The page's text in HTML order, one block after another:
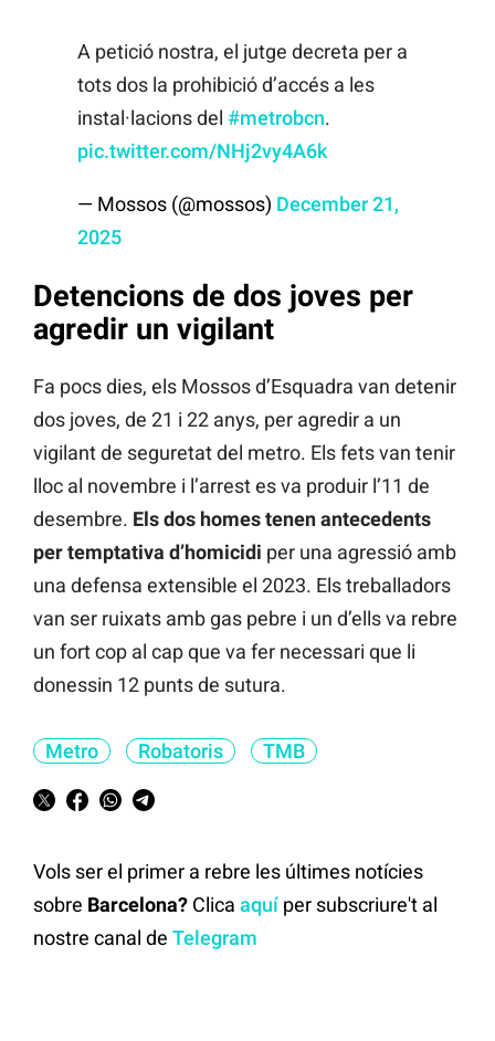
A petició nostra, el jutge decreta per a
tots dos la prohibició d’accés a les
instal·lacions del #metrobcn.
pic.twitter.com/NHj2vy4A6k
— Mossos (@mossos) December 21,
2025
Detencions de dos joves per
agredir un vigilant
Fa pocs dies, els Mossos d’Esquadra van detenir
dos joves, de 21 i 22 anys, per agredir a un
vigilant de seguretat del metro. Els fets van tenir
lloc al novembre i l’arrest es va produir l’11 de
desembre. Els dos homes tenen antecedents
per temptativa d’homicidi per una agressió amb
una defensa extensible el 2023. Els treballadors
van ser ruixats amb gas pebre i un d’ells va rebre
un fort cop al cap que va fer necessari que li
donessin 12 punts de sutura.
Metro Robatoris TMB
Vols ser el primer a rebre les últimes notícies
sobre Barcelona? Clica aquíper subscriure't al
nostre canal de Telegram